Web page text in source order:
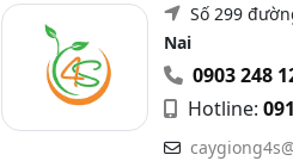
Số 299
Nai
0903 248
Hotline: